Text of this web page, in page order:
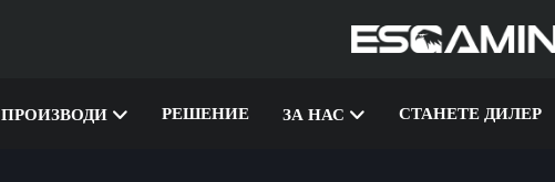
ПРОИЗВОДИ РЕШЕНИЕ ЗА НАС СТАНЕТЕ ДИЛЕР